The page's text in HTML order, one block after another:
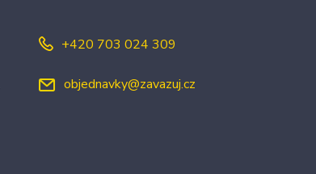
+420 703 024 309
objednavky@zavazuj.cz